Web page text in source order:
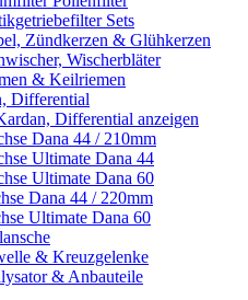
Sets
Zündkerzen & Glühkerzen
Wischerbläter
& Keilriemen
Differential
Differential anzeigen
Dana 44 / 210mm
Ultimate Dana 44
Ultimate Dana 60
Dana 44 / 220mm
Ultimate Dana 60
& Kreuzgelenke
& Anbauteile